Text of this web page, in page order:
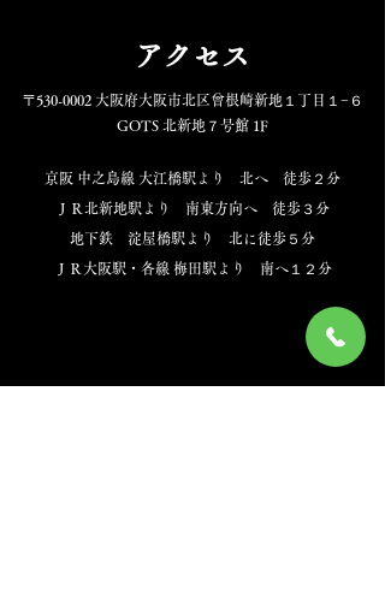
アクセス
〒530-0002 大阪府大阪市北区曾根崎新地１丁目１−６
GOTS 北新地７号館 1F​
京阪 中之島線 大江橋駅より 北へ 徒歩２分
ＪＲ北新地駅より 南東方向へ 徒歩３分
地下鉄 淀屋橋駅より 北に徒歩５分
ＪＲ大阪駅・各線 梅田駅より 南へ１２分